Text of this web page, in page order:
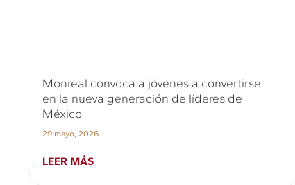
Monreal convoca a jóvenes a convertirse
en la nueva generación de líderes de
México
29 mayo, 2026
LEER MÁS